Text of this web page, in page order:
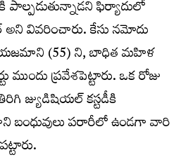
ఫిర్యాదులో
వివరించారు. కేసు నమోదు
యజమాని (55) ని, బాధిత మహిళ
ముందు ప్రవేశపెట్టారు. ఒక రోజు
జ్యుడిషియల్ కస్టడీకి
పరారీలో ఉండగా వారి